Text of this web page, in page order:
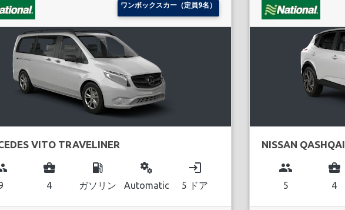
ワンボックスカー（定員9名）
VITO TRAVELINER
business_center
4
local_gas_station
ガソリン
miscellaneous_services
Automatic
login
5 ドア
NISSAN QASHQAI
group
5
business_center
4